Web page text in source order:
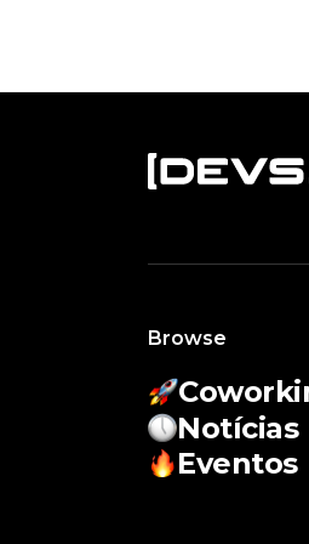
Browse
Notícias
Eventos